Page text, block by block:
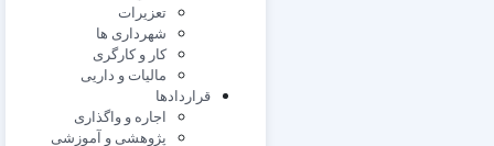
تعزیرات
شهرداری ها
کار و کارگری
مالیات و داریی
قراردادها
اجاره و واگذاری
پژوهشی و آموزشی